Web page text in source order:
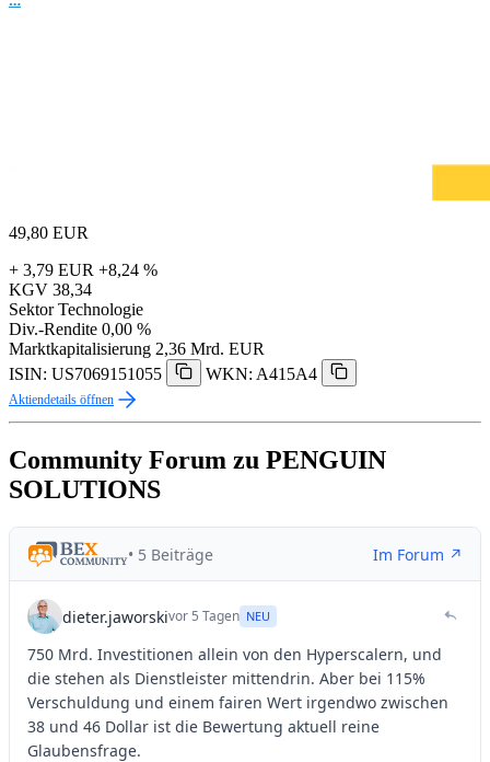
49,80 EUR
+ 3,79 EUR +8,24 %
KGV 38,34
Sektor Technologie
Div.-Rendite 0,00 %
Marktkapitalisierung 2,36 Mrd. EUR
ISIN: US7069151055
WKN: A415A4
Aktiendetails öffnen
Community Forum zu PENGUIN
SOLUTIONS